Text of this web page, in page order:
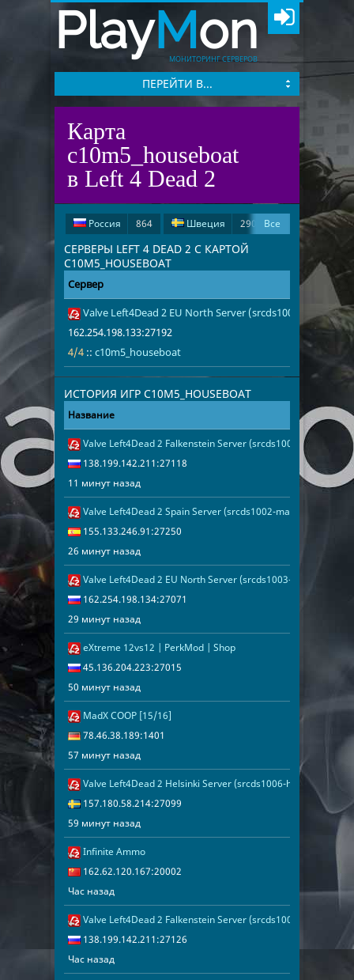
PlayMon
МОНИТОРИНГ СЕРВЕРОВ
ПЕРЕЙТИ В...
Карта
c10m5_houseboat
в Left 4 Dead 2
Россия 864 Швеция
290
Испания
278 США
191
Германия
46
Великобритания
Франция
8 Иран
4
Украина
1 Финляндия
1
Италия
1
Арабские Эмираты
Беларусь
Норвегия
1
Румыния
1 Нидерланды
Все
СЕРВЕРЫ LEFT 4 DEAD 2 С КАРТОЙ
C10M5_HOUSEBOAT
Сервер Адрес
Игроки
Valve Left4Dead 2 EU North Server (srcds1002-
162.254.198.133:27192
4/4 :: c10m5_houseboat
ИСТОРИЯ ИГР C10M5_HOUSEBOAT
Название Адрес
Дата
Valve Left4Dead 2 Falkenstein Server (srcds1004-fsn-
138.199.142.211:27118
11 минут назад
11 минут
Valve Left4Dead 2 Spain Server (srcds1002-mad1.195.236)
155.133.246.91:27250
26 минут назад
Valve Left4Dead 2 EU North Server (srcds1003-sto1.181.57)
162.254.198.134:27071
29 минут назад
eXtreme 12vs12 | PerkMod | Shop
45.136.204.223:27015
50 минут назад
MadX COOP [15/16]
78.46.38.189:1401
57 минут назад
57 минут
Valve Left4Dead 2 Helsinki Server (srcds1006-hel-
157.180.58.214:27099
59 минут назад
59 минут
Infinite Ammo
162.62.120.167:20002
Час назад
Valve Left4Dead 2 Falkenstein Server (srcds1004-fsn-
138.199.142.211:27126
Час назад